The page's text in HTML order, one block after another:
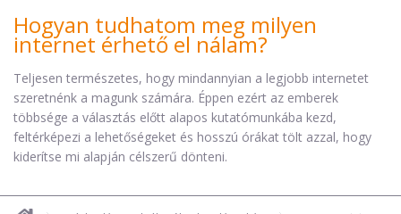
Hogyan tudhatom meg milyen
internet érhető el nálam?
Teljesen természetes, hogy mindannyian a legjobb internetet
szeretnénk a magunk számára. Éppen ezért az emberek
többsége a választás előtt alapos kutatómunkába kezd,
feltérképezi a lehetőségeket és hosszú órákat tölt azzal, hogy
kiderítse mi alapján célszerű dönteni.